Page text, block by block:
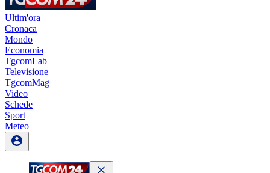
Ultim'ora
Cronaca
Mondo
Economia
TgcomLab
Televisione
TgcomMag
Video
Schede
Sport
Meteo